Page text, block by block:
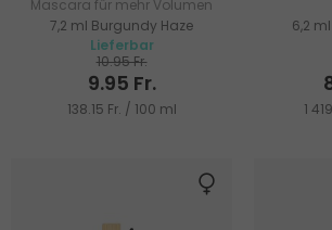
Mascara für mehr Volumen
und Länge
7,2 ml Burgundy Haze
Lieferbar
10.95 Fr.
9.95 Fr.
138.15 Fr. / 100 ml
6,2
1